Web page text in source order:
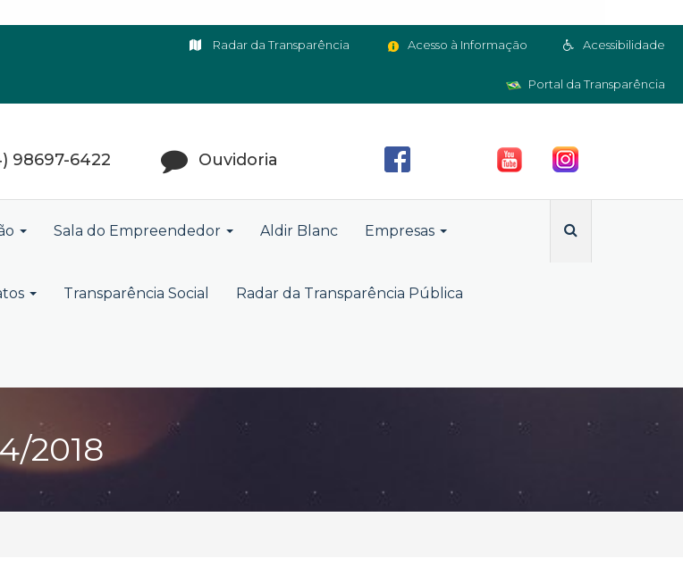
Acessibilidade
Acesso à Informação
Radar da Transparência
Portal da Transparência
98697-6422 Ouvidoria
Sala do Empreendedor Aldir Blanc Empresas
Transparência Social Radar da Transparência Pública
2018